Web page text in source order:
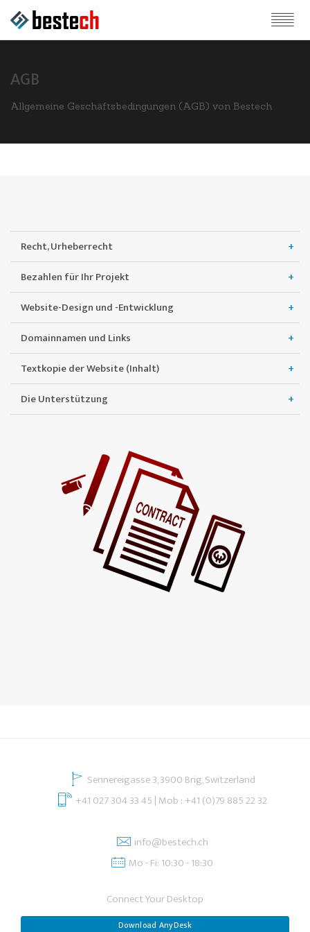
AGB
Allgemeine Geschäftsbedingungen (AGB) von Bestech
Recht, Urheberrecht
Bezahlen für Ihr Projekt
Website-Design und -Entwicklung
Domainnamen und Links
Textkopie der Website (Inhalt)
Die Unterstützung
Sennereigasse 3, 3900 Brig, Switzerland
+41 027 304 33 45 | Mob : +41 (0)79 885 22 32
info@bestech.ch
Mo - Fi: 10:30 - 18:30
Connect Your Desktop
Download AnyDesk